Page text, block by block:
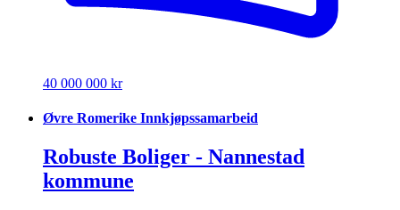
40 000 000 kr
Øvre Romerike Innkjøpssamarbeid
Robuste Boliger - Nannestad
kommune